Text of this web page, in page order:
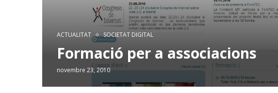
ACTUALITAT SOCIETAT DIGITAL
Formació per a associacions
novembre 23, 2010